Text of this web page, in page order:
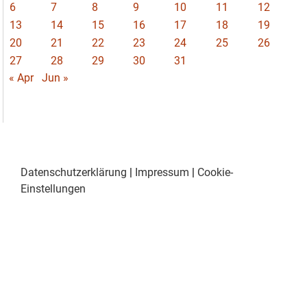
6
7 8 9 10 11
12
13
14 15 16 17 18
19
20
21 22 23 24 25
26
27
28 29 30
31
« Apr
Jun »
Datenschutzerklärung | Impressum | Cookie-
Einstellungen